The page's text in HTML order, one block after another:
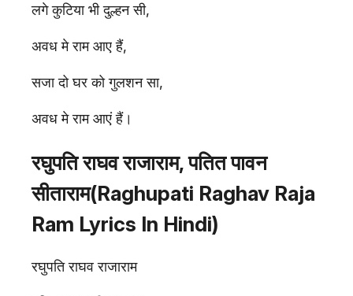
लगे कुटिया भी दुल्हन सी,
अवध मे राम आए हैं,
सजा दो घर को गुलशन सा,
अवध मे राम आएं हैं।
रघुपति राघव राजाराम, पतित पावन
सीताराम(Raghupati Raghav Raja
Ram Lyrics In Hindi)
रघुपति राघव राजाराम